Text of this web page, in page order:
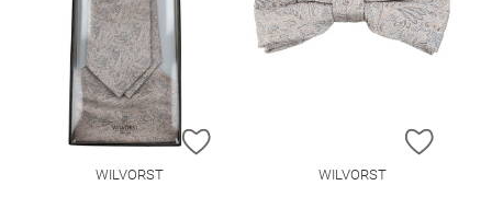
ZUR WUNSCHLISTE HINZUFÜGEN
WILVORST
ZUR
WILVORST